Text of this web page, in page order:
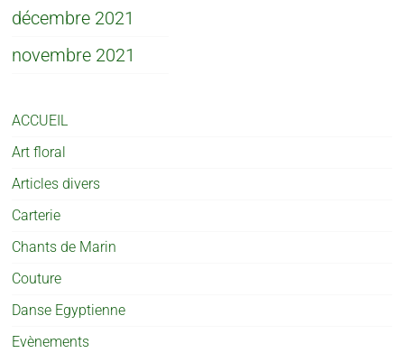
décembre 2021
novembre 2021
ACCUEIL
Art floral
Articles divers
Carterie
Chants de Marin
Couture
Danse Egyptienne
Evènements